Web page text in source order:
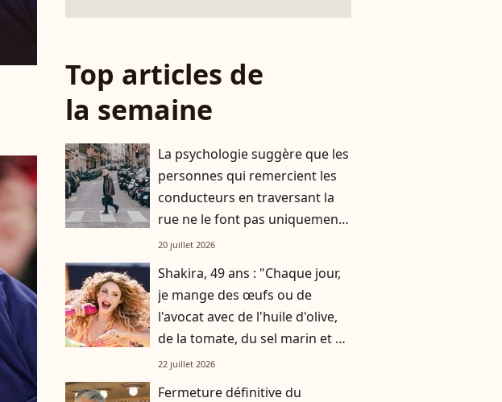
Top articles de
la semaine
La psychologie suggère que les
personnes qui remercient les
conducteurs en traversant la
rue ne le font pas uniquement
par gratitude
20 juillet 2026
Shakira, 49 ans : "Chaque jour,
je mange des œufs ou de
l'avocat avec de l'huile d'olive,
de la tomate, du sel marin et un
smoothie"
22 juillet 2026
Fermeture définitive du